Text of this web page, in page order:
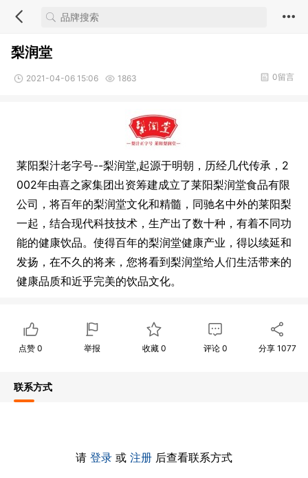
梨润堂
2021-04-06 15:06 1863 0留言
莱阳梨汁老字号--梨润堂,起源于明朝，历经几代传承，2
002年由喜之家集团出资筹建成立了莱阳梨润堂食品有限
公司，将百年的梨润堂文化和精髓，同驰名中外的莱阳梨
一起，结合现代科技技术，生产出了数十种，有着不同功
能的健康饮品。使得百年的梨润堂健康产业，得以续延和
发扬，在不久的将来，您将看到梨润堂给人们生活带来的
健康品质和近乎完美的饮品文化。
点赞0 举报 收藏 0 评论0 分享 1077
联系方式
请 登录 或 注册 后查看联系方式